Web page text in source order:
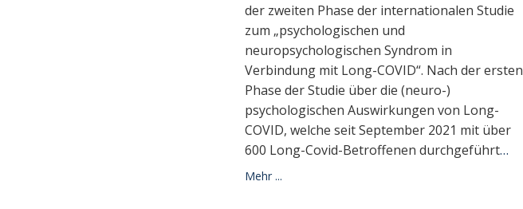
der zweiten Phase der internationalen Studie
zum „psychologischen und
neuropsychologischen Syndrom in
Verbindung mit Long-COVID“. Nach der ersten
Phase der Studie über die (neuro-)
psychologischen Auswirkungen von Long-
COVID, welche seit September 2021 mit über
600 Long-Covid-Betroffenen durchgeführt…
Mehr ...